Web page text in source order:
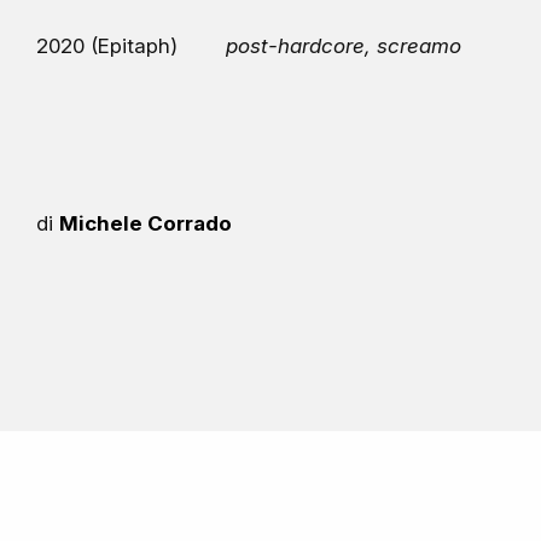
2020 (Epitaph) post-hardcore, screamo
di Michele Corrado